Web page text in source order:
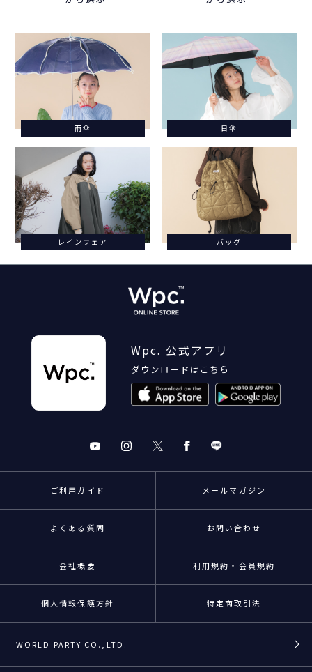
雨傘 日傘
レインウェア バッグ
Wpc. 公式アプリ
ダウンロードはこちら
ご利用ガイド メールマガジン
よくある質問 お問い合わせ
会社概要 利用規約・会員規約
個人情報保護方針 特定商取引法
WORLD PARTY CO.,LTD.